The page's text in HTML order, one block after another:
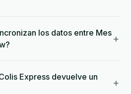
los datos entre Mes +
Express devuelve un
+